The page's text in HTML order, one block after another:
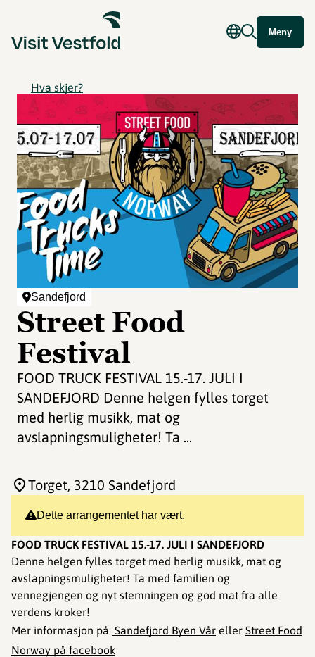
Meny
Hva skjer?
Sandefjord
Street Food
Festival
FOOD TRUCK FESTIVAL 15.-17. JULI I
SANDEFJORD Denne helgen fylles torget
med herlig musikk, mat og
avslapningsmuligheter! Ta ...
Dette arrangementet har vært.
FOOD TRUCK FESTIVAL 15.-17. JULI I SANDEFJORD
Denne helgen fylles torget med herlig musikk, mat og
avslapningsmuligheter! Ta med familien og
vennegjengen og nyt stemningen og god mat fra alle
verdens kroker!
Mer informasjon på Sandefjord Byen Vår eller Street Food
Norway på facebook
Torget, 3210 Sandefjord